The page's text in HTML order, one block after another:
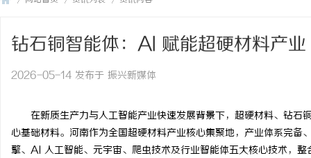
钻石铜智能体：AI 赋能超硬材料产
2026-05-14 发布于 振兴新媒体
在新质生产力与人工智能产业快速发展背景下，超硬材料、钻
心基础材料。河南作为全国超硬材料产业核心集聚地，产业体系完
擎、AI 人工智能、元宇宙、爬虫技术及行业智能体五大核心技术，